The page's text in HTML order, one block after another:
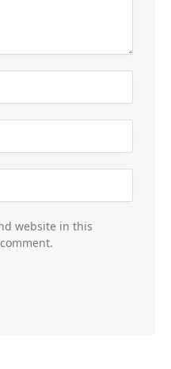
website in this